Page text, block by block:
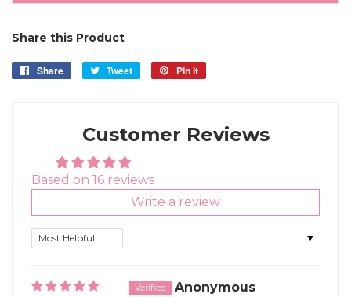
Share this Product
Share
Share
Tweet
Tweet
Pin it
Customer Reviews
Based on 16 reviews
Write a review
Anonymous